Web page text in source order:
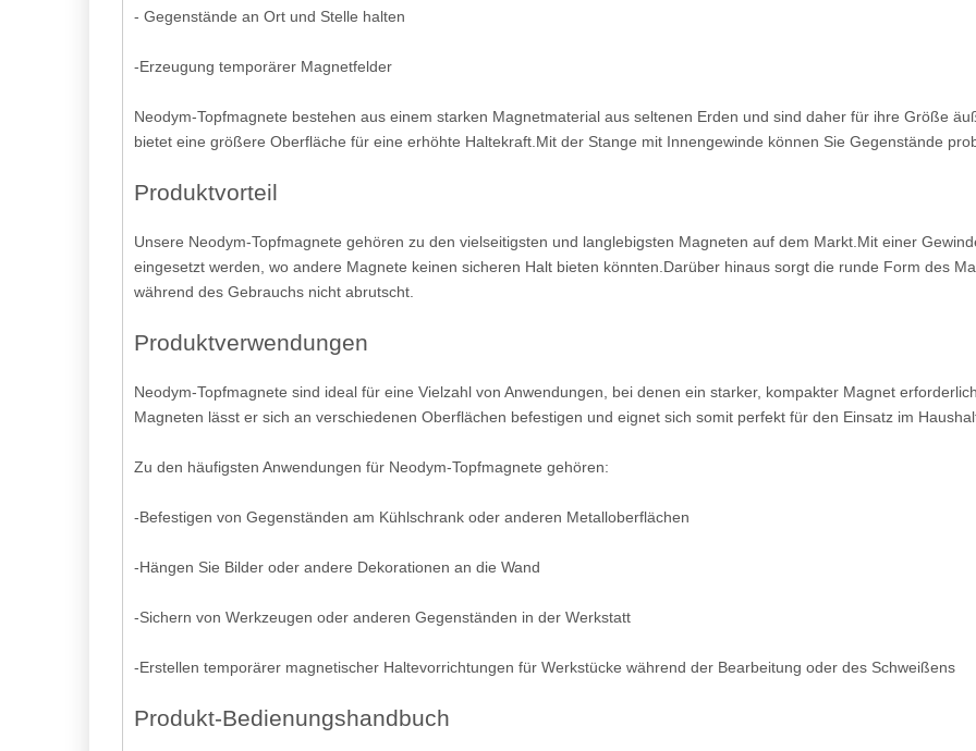
- Gegenstände an Ort und Stelle halten
-Erzeugung temporärer Magnetfelder
Neodym-Topfmagnete bestehen aus einem starken Magnetmaterial aus seltenen Erden und sind daher für ihre Größe
bietet eine größere Oberfläche für eine erhöhte Haltekraft.Mit der Stange mit Innengewinde können Sie Gegenstände
Produktvorteil
Unsere Neodym-Topfmagnete gehören zu den vielseitigsten und langlebigsten Magneten auf dem Markt.Mit einer
eingesetzt werden, wo andere Magnete keinen sicheren Halt bieten könnten.Darüber hinaus sorgt die runde Form des
während des Gebrauchs nicht abrutscht.
Produktverwendungen
Neodym-Topfmagnete sind ideal für eine Vielzahl von Anwendungen, bei denen ein starker, kompakter Magnet
Magneten lässt er sich an verschiedenen Oberflächen befestigen und eignet sich somit perfekt für den Einsatz im
Zu den häufigsten Anwendungen für Neodym-Topfmagnete gehören:
-Befestigen von Gegenständen am Kühlschrank oder anderen Metalloberflächen
-Hängen Sie Bilder oder andere Dekorationen an die Wand
-Sichern von Werkzeugen oder anderen Gegenständen in der Werkstatt
-Erstellen temporärer magnetischer Haltevorrichtungen für Werkstücke während der Bearbeitung oder des Schweißens
Produkt-Bedienungshandbuch